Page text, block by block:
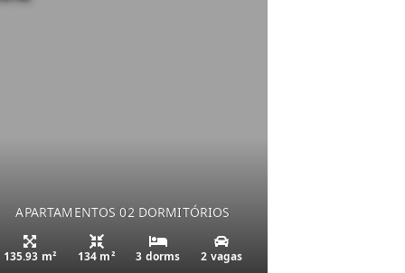
APARTAMENTOS 02 DORMITÓRIOS
135.93 m² 134 m² 3 dorms 2 vagas